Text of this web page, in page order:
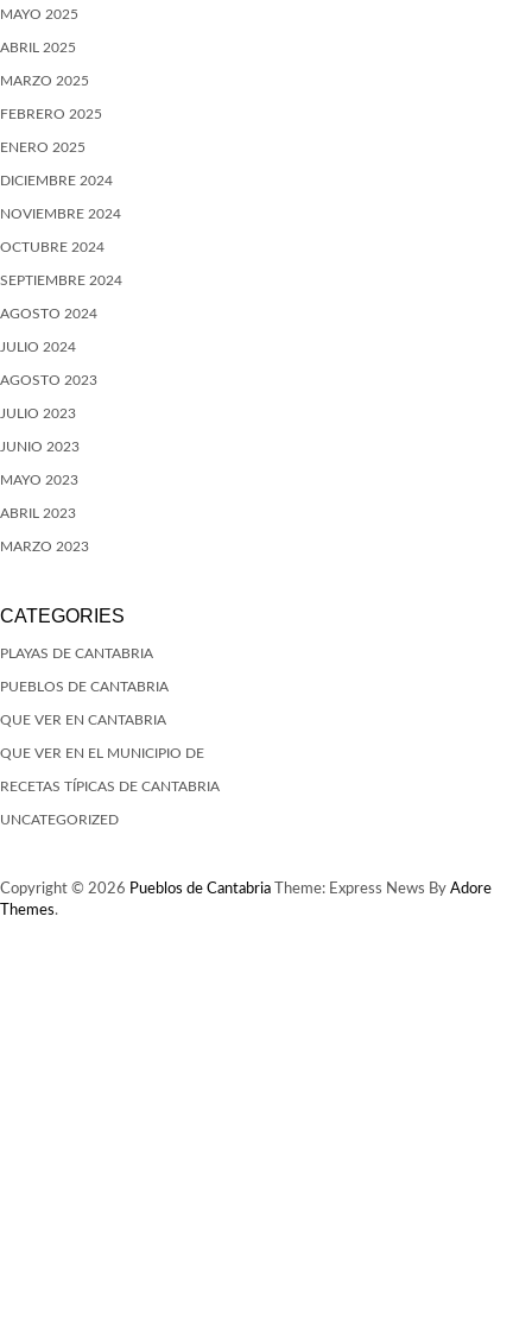
MAYO 2025
ABRIL 2025
MARZO 2025
FEBRERO 2025
ENERO 2025
DICIEMBRE 2024
NOVIEMBRE 2024
OCTUBRE 2024
SEPTIEMBRE 2024
AGOSTO 2024
JULIO 2024
AGOSTO 2023
JULIO 2023
JUNIO 2023
MAYO 2023
ABRIL 2023
MARZO 2023
CATEGORIES
PLAYAS DE CANTABRIA
PUEBLOS DE CANTABRIA
QUE VER EN CANTABRIA
QUE VER EN EL MUNICIPIO DE
RECETAS TÍPICAS DE CANTABRIA
UNCATEGORIZED
Copyright © 2026 Pueblos de Cantabria Theme: Express News By Adore
Themes.